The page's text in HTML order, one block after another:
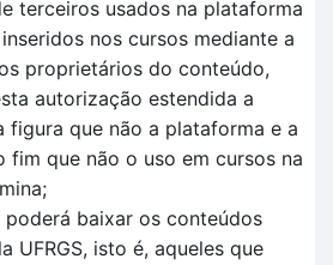
terceiros usados na plataforma
nos cursos mediante a
proprietários do conteúdo,
autorização estendida a
figura que não a plataforma e a
fim que não o uso em cursos na
baixar os conteúdos
UFRGS, isto é, aqueles que